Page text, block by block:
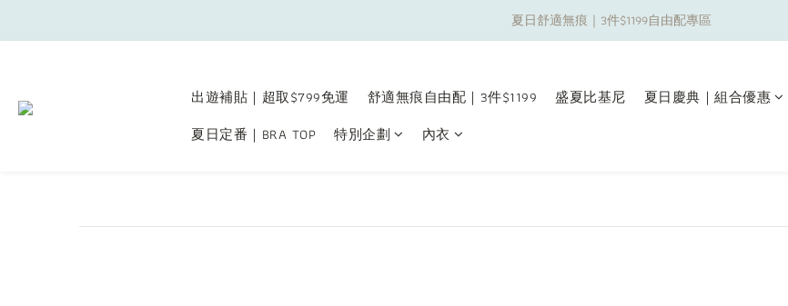
夏日舒適無痕｜3件$1199自由配專區
夏日舒適無痕｜3件$1199自由配專區
夏日舒適無痕｜3件$1199自由配專區
出遊補貼｜超取$799免運 舒適無痕自由配｜3件$1199 盛夏比基尼 夏日慶典｜組合優惠
夏日定番｜BRA TOP
特別企劃 內衣